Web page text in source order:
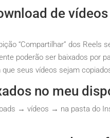
de
“Compartilhar” dos Reels
poderão ser baixados por
seus vídeos sejam
no meu
→ vídeos → na pasta do